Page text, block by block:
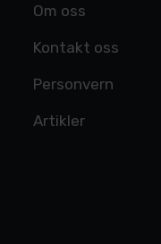
Om oss
Kontakt oss
Personvern
Artikler